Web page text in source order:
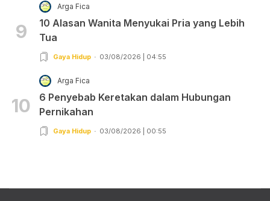
9
Arga Fica
10 Alasan Wanita Menyukai Pria yang Lebih
Tua
Gaya Hidup 03/08/2026 | 04:55
10
Arga Fica
6 Penyebab Keretakan dalam Hubungan
Pernikahan
Gaya Hidup 03/08/2026 | 00:55